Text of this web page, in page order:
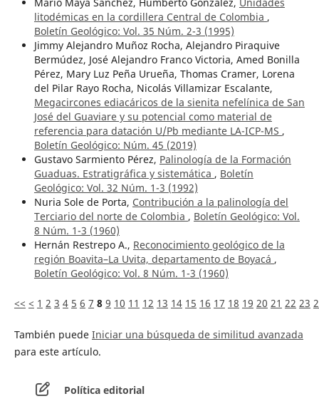
litodémicas en la cordillera Central de Colombia ,
Boletín Geológico: Vol. 35 Núm. 2-3 (1995)
Jimmy Alejandro Muñoz Rocha, Alejandro Piraquive
Bermúdez, José Alejandro Franco Victoria, Amed Bonilla
Pérez, Mary Luz Peña Urueña, Thomas Cramer, Lorena
del Pilar Rayo Rocha, Nicolás Villamizar Escalante,
Megacircones ediacáricos de la sienita nefelínica de San
José del Guaviare y su potencial como material de
referencia para datación U/Pb mediante LA-ICP-MS ,
Boletín Geológico: Núm. 45 (2019)
Gustavo Sarmiento Pérez, Palinología de la Formación
Guaduas. Estratigráfica y sistemática , Boletín
Geológico: Vol. 32 Núm. 1-3 (1992)
Nuria Sole de Porta, Contribución a la palinología del
Terciario del norte de Colombia , Boletín Geológico: Vol.
8 Núm. 1-3 (1960)
Hernán Restrepo A., Reconocimiento geológico de la
región Boavita–La Uvita, departamento de Boyacá ,
Boletín Geológico: Vol. 8 Núm. 1-3 (1960)
<< < 1 2 3 4 5 6 7 8 9 10 11 12 13 14 15 16 17 18 19 20 21 22 23
También puede Iniciar una búsqueda de similitud avanzada
para este artículo.
Política editorial